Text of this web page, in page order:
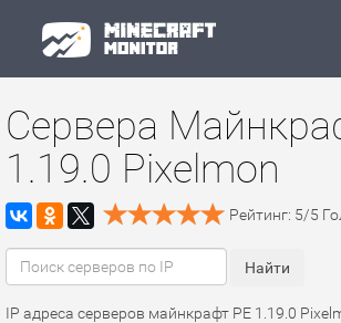
Сервера
1.19.0 Pixelmon
Рейтинг: 5/5
IP адреса серверов майнкрафт PE 1.19.0